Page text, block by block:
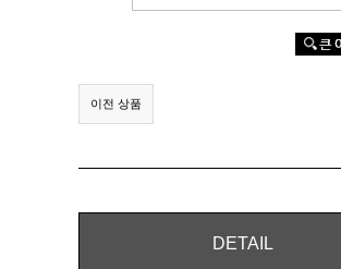
이전 상품
DETAIL